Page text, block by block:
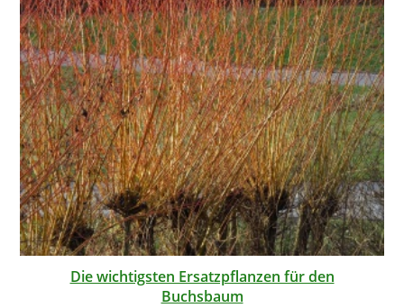
Die wichtigsten Ersatzpflanzen für den
Buchsbaum